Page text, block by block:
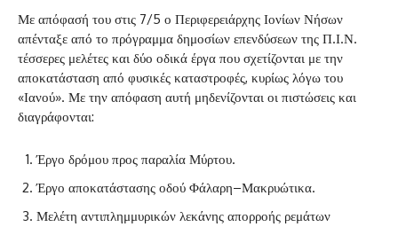
Με απόφασή του στις 7/5 ο Περιφερειάρχης Ιονίων Νήσων
απένταξε από το πρόγραμμα δημοσίων επενδύσεων της Π.Ι.Ν.
τέσσερες μελέτες και δύο οδικά έργα που σχετίζονται με την
αποκατάσταση από φυσικές καταστροφές, κυρίως λόγω του
«Ιανού». Με την απόφαση αυτή μηδενίζονται οι πιστώσεις και
διαγράφονται:
Έργο δρόμου προς παραλία Μύρτου.
Έργο αποκατάστασης οδού Φάλαρη–Μακρυώτικα.
Μελέτη αντιπλημμυρικών λεκάνης απορροής ρεμάτων